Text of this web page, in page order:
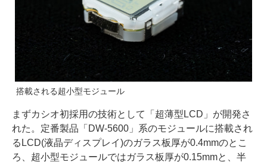
搭載される超小型モジュール
まずカシオ初採用の技術として「超薄型LCD」が開発さ
れた。定番製品「DW-5600」系のモジュールに搭載され
るLCD(液晶ディスプレイ)のガラス板厚が0.4mmのとこ
ろ、超小型モジュールではガラス板厚が0.15mmと、半